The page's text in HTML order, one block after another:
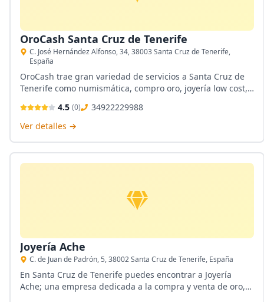
OroCash Santa Cruz de Tenerife
C. José Hernández Alfonso, 34, 38003 Santa Cruz de Tenerife,
España
OroCash trae gran variedad de servicios a Santa Cruz de
Tenerife como numismática, compro oro, joyería low cost,
cambio de divisas y todo de la mano de asesores y
expertos en el mercado.\n\n&nbsp;
4.5 (0)
34922229988
Ver detalles →
Joyería Ache
C. de Juan de Padrón, 5, 38002 Santa Cruz de Tenerife, España
En Santa Cruz de Tenerife puedes encontrar a Joyería
Ache; una empresa dedicada a la compra y venta de oro,